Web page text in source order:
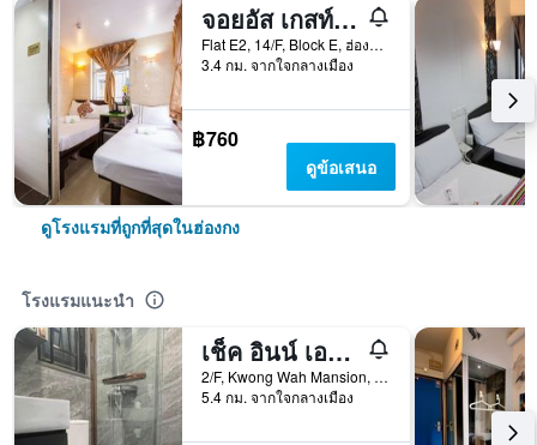
จอยอัส เกสท์เฮาส์
Flat E2, 14/F, Block E, ฮ่องกง, ฮ่องกง
3.4 กม. จากใจกลางเมือง
฿760
ดูข้อเสนอ
ดูโรงแรมที่ถูกที่สุดในฮ่องกง
โรงแรมแนะนำ
เช็ค อินน์ เอสเค - โฮสเทล
2/F, Kwong Wah Mansion, 269-273 Hennessy Road, ฮ่องกง, ฮ่องกง
5.4 กม. จากใจกลางเมือง